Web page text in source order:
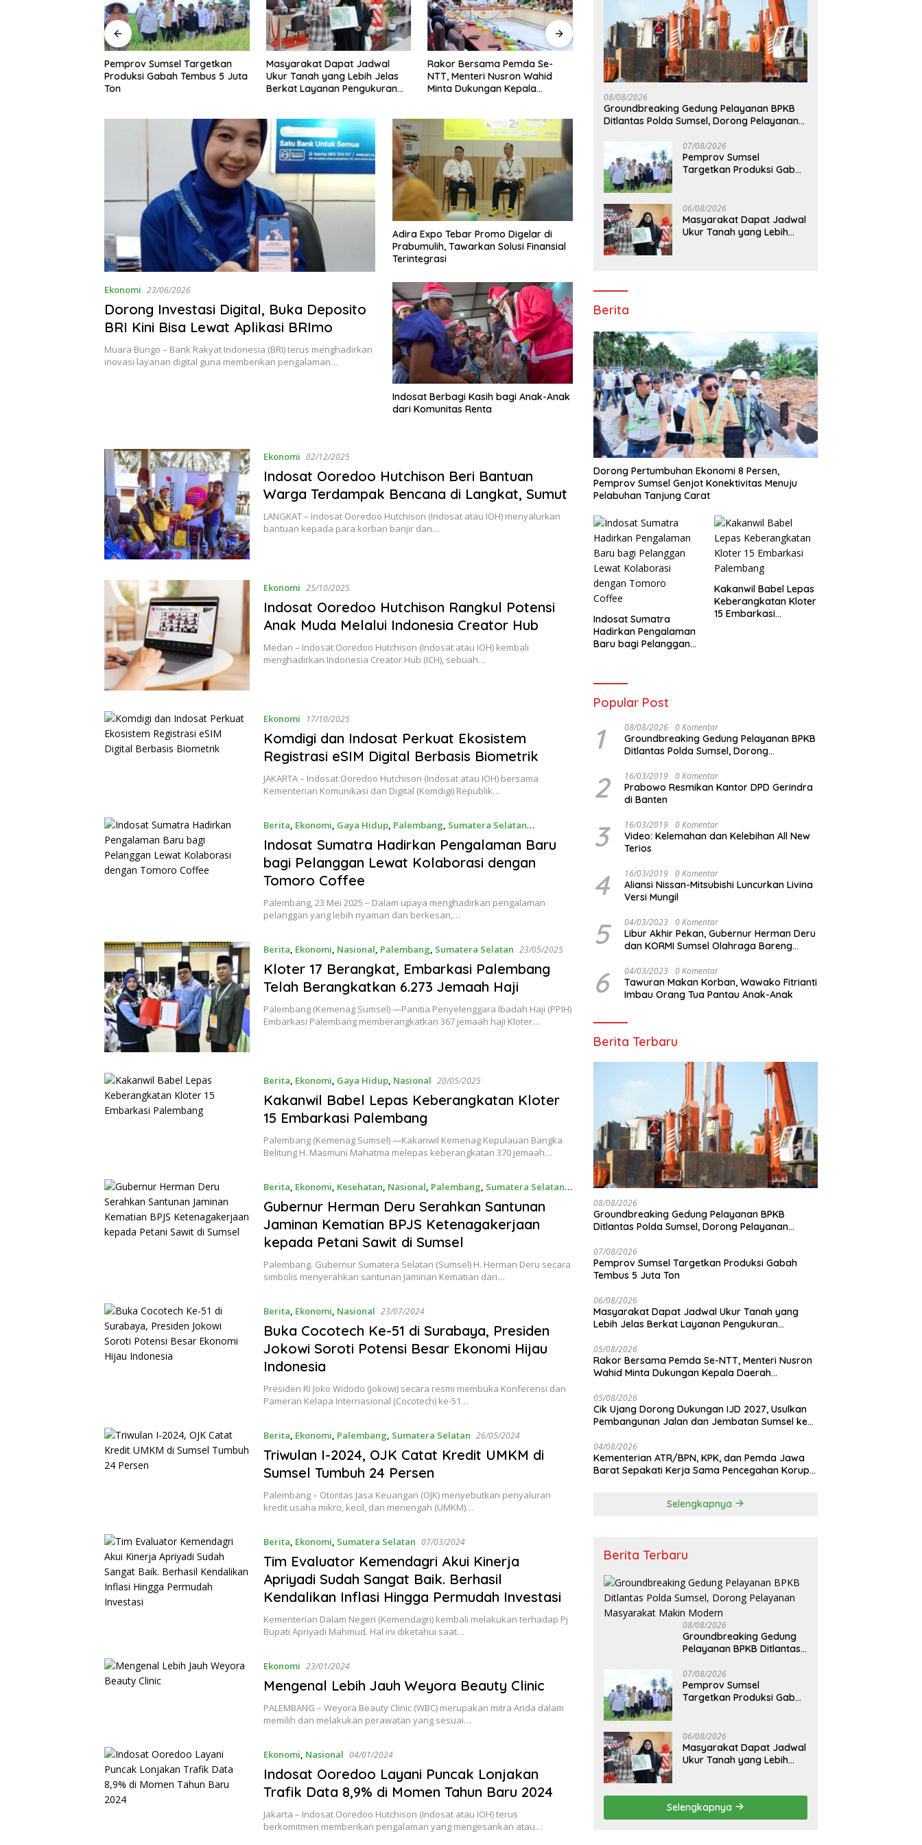
Pemprov Sumsel Targetkan
Produksi Gabah Tembus 5 Juta
Ton
Masyarakat Dapat Jadwal
Ukur Tanah yang Lebih Jelas
Berkat Layanan Pengukuran
Rakor Bersama Pemda Se-
NTT, Menteri Nusron Wahid
Minta Dukungan Kepala
Pertanahan
Cik Ujang Dorong Dukungan
IJD 2027, Usulkan
Jembatan Sumsel ke
Kementerian PU
Kementerian ATR/BPN, KPK,
dan Pemda Jawa Barat
Penguatan Ekonomi Daerah
Ekonomi 23/06/2026
Dorong Investasi Digital, Buka Deposito
BRI Kini Bisa Lewat Aplikasi BRImo
Muara Bungo – Bank Rakyat Indonesia (BRI) terus menghadirkan
inovasi layanan digital guna memberikan pengalaman…
Adira Expo Tebar Promo Digelar di
Prabumulih, Tawarkan Solusi Finansial
Terintegrasi
Indosat Berbagi Kasih bagi Anak-Anak
dari Komunitas Renta
Ekonomi 02/12/2025
Indosat Ooredoo Hutchison Beri Bantuan
Warga Terdampak Bencana di Langkat, Sumut
LANGKAT – Indosat Ooredoo Hutchison (Indosat atau IOH) menyalurkan
bantuan kepada para korban banjir dan…
Ekonomi 25/10/2025
Indosat Ooredoo Hutchison Rangkul Potensi
Anak Muda Melalui Indonesia Creator Hub
Medan – Indosat Ooredoo Hutchison (Indosat atau IOH) kembali
menghadirkan Indonesia Creator Hub (ICH), sebuah…
Ekonomi 17/10/2025
Komdigi dan Indosat Perkuat Ekosistem
Registrasi eSIM Digital Berbasis Biometrik
JAKARTA – Indosat Ooredoo Hutchison (Indosat atau IOH) bersama
Kementerian Komunikasi dan Digital (Komdigi) Republik…
Berita, Ekonomi, Gaya Hidup, Palembang, Sumatera Selatan
24/05/2025
Indosat Sumatra Hadirkan Pengalaman Baru
bagi Pelanggan Lewat Kolaborasi dengan
Tomoro Coffee
Palembang, 23 Mei 2025 – Dalam upaya menghadirkan pengalaman
pelanggan yang lebih nyaman dan berkesan,…
Berita, Ekonomi, Nasional, Palembang, Sumatera Selatan 23/05/2025
Kloter 17 Berangkat, Embarkasi Palembang
Telah Berangkatkan 6.273 Jemaah Haji
Palembang (Kemenag Sumsel) —Panitia Penyelenggara Ibadah Haji (PPIH)
Embarkasi Palembang memberangkatkan 367 jemaah haji Kloter…
Berita Ekonomi Gaya Hidup, Nasional 20/05/2025
Kakanwil Babel Lepas Keberangkatan Kloter
15 Embarkasi Palembang
Palembang (Kemenag Sumsel) —Kakanwil Kemenag Kepulauan Bangka
Belitung H. Masmuni Mahatma melepas keberangkatan 370 jemaah…
Berita Ekonomi Kesehatan Nasional Palembang Sumatera Selatan
17/05/2025
Gubernur Herman Deru Serahkan Santunan
Jaminan Kematian BPJS Ketenagakerjaan
kepada Petani Sawit di Sumsel
Palembang. Gubernur Sumatera Selatan (Sumsel) H. Herman Deru secara
simbolis menyerahkan santunan Jaminan Kematian dari…
Berita Ekonomi Nasional 23/07/2024
Buka Cocotech Ke-51 di Surabaya, Presiden
Jokowi Soroti Potensi Besar Ekonomi Hijau
Indonesia
Presiden RI Joko Widodo (Jokowi) secara resmi membuka Konferensi dan
Pameran Kelapa Internasional (Cocotech) ke-51…
Berita Ekonomi Palembang Sumatera Selatan 26/05/2024
Triwulan I-2024, OJK Catat Kredit UMKM di
Sumsel Tumbuh 24 Persen
Palembang – Otoritas Jasa Keuangan (OJK) menyebutkan penyaluran
kredit usaha mikro, kecil, dan menengah (UMKM)…
Berita Ekonomi Sumatera Selatan 07/03/2024
Tim Evaluator Kemendagri Akui Kinerja
Apriyadi Sudah Sangat Baik. Berhasil
Kendalikan Inflasi Hingga Permudah Investasi
Kementerian Dalam Negeri (Kemendagri) kembali melakukan terhadap Pj
Bupati Apriyadi Mahmud. Hal ini diketahui saat…
Ekonomi 23/01/2024
Mengenal Lebih Jauh Weyora Beauty Clinic
PALEMBANG – Weyora Beauty Clinic (WBC) merupakan mitra Anda dalam
memilih dan melakukan perawatan yang sesuai…
Ekonomi Nasional 04/01/2024
Indosat Ooredoo Layani Puncak Lonjakan
Trafik Data 8,9% di Momen Tahun Baru 2024
Jakarta – Indosat Ooredoo Hutchison (Indosat atau IOH) terus
berkomitmen memberikan pengalaman yang mengesankan atau…
08/08/2026
Groundbreaking Gedung Pelayanan BPKB
Ditlantas Polda Sumsel, Dorong Pelayanan
07/08/2026
Pemprov Sumsel
Targetkan Produksi Gabah
06/08/2026
Masyarakat Dapat Jadwal
Ukur Tanah yang Lebih
Berita
Dorong Pertumbuhan Ekonomi 8 Persen,
Pemprov Sumsel Genjot Konektivitas Menuju
Pelabuhan Tanjung Carat
Indosat Sumatra
Hadirkan Pengalaman
Baru bagi Pelanggan
Coffee
Kakanwil Babel Lepas
Keberangkatan Kloter
15 Embarkasi
Popular Post
1 08/08/2026 0 Komentar
Groundbreaking Gedung Pelayanan BPKB
Ditlantas Polda Sumsel, Dorong
2 16/03/2019 0 Komentar
Prabowo Resmikan Kantor DPD Gerindra
di Banten
3 16/03/2019 0 Komentar
Video: Kelemahan dan Kelebihan All New
Terios
4 16/03/2019 0 Komentar
Aliansi Nissan-Mitsubishi Luncurkan Livina
Versi Mungil
5 04/03/2023 0 Komentar
Libur Akhir Pekan, Gubernur Herman Deru
dan KORMI Sumsel Olahraga Bareng
6 04/03/2023 0 Komentar
Tawuran Makan Korban, Wawako Fitrianti
Imbau Orang Tua Pantau Anak-Anak
Berita Terbaru
08/08/2026
Groundbreaking Gedung Pelayanan BPKB
Ditlantas Polda Sumsel, Dorong Pelayanan
07/08/2026
Pemprov Sumsel Targetkan Produksi Gabah
Tembus 5 Juta Ton
06/08/2026
Masyarakat Dapat Jadwal Ukur Tanah yang
Lebih Jelas Berkat Layanan Pengukuran
05/08/2026
Rakor Bersama Pemda Se-NTT, Menteri Nusron
Wahid Minta Dukungan Kepala Daerah
05/08/2026
Cik Ujang Dorong Dukungan IJD 2027, Usulkan
Pembangunan Jalan dan Jembatan Sumsel ke
04/08/2026
Kementerian ATR/BPN, KPK, dan Pemda Jawa
Barat Sepakati Kerja Sama Pencegahan Korupsi
Selengkapnya
Berita Terbaru
08/08/2026
Groundbreaking Gedung
Pelayanan BPKB Ditlantas
Pelayanan Masyarakat
Makin Modern
07/08/2026
Pemprov Sumsel
Targetkan Produksi Gabah
06/08/2026
Masyarakat Dapat Jadwal
Ukur Tanah yang Lebih
Selengkapnya